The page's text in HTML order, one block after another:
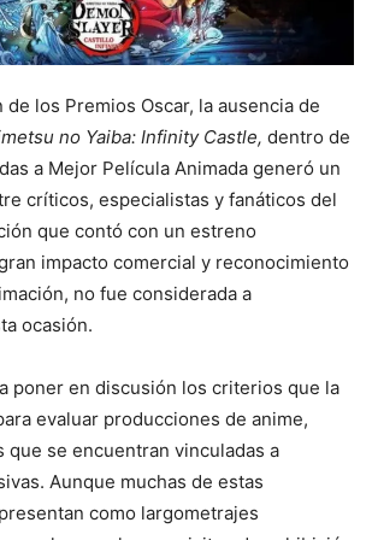
los Premios Oscar, la ausencia de
no Yaiba: Infinity Castle, dentro de
a Mejor Película Animada generó un
críticos, especialistas y fanáticos del
que contó con un estreno
impacto comercial y reconocimiento
no fue considerada a
ocasión.
poner en discusión los criterios que la
evaluar producciones de anime,
que se encuentran vinculadas a
Aunque muchas de estas
como largometrajes